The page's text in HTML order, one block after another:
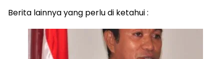
Berita lainnya yang perlu di ketahui :